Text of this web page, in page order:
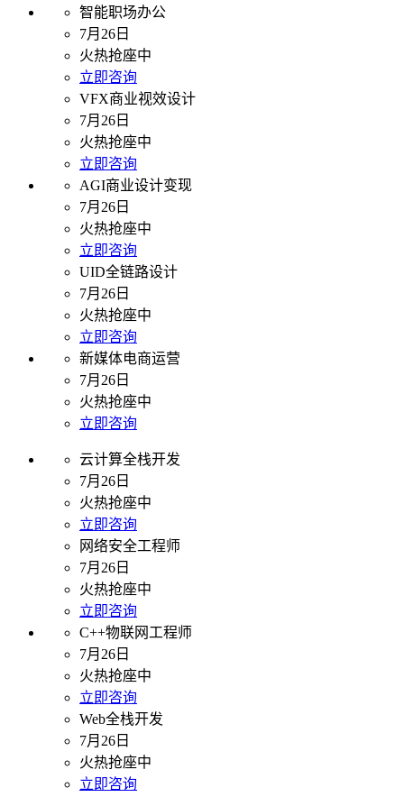
智能职场办公
7月26日
火热抢座中
立即咨询
VFX商业视效设计
7月26日
火热抢座中
立即咨询
AGI商业设计变现
7月26日
火热抢座中
立即咨询
UID全链路设计
7月26日
火热抢座中
立即咨询
新媒体电商运营
7月26日
火热抢座中
立即咨询
云计算全栈开发
7月26日
火热抢座中
立即咨询
网络安全工程师
7月26日
火热抢座中
立即咨询
C++物联网工程师
7月26日
火热抢座中
立即咨询
Web全栈开发
7月26日
火热抢座中
立即咨询